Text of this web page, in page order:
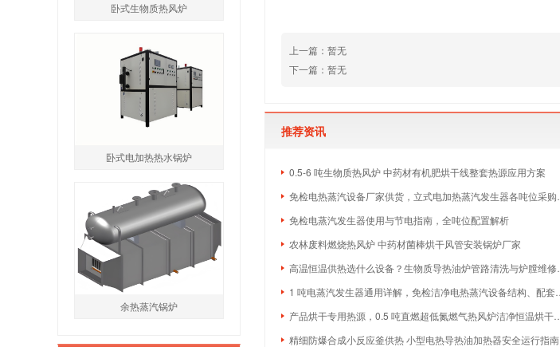
上一篇：暂无
下一篇：暂无
推荐资讯
0.5-6 吨生物质热风炉 中药材有机肥烘干线整套热源应用方案
免检电热蒸汽设备厂家供货，立式电加热蒸汽发生器各吨位采购成本分析
免检电蒸汽发生器使用与节电指南，全吨位配置解析
农林废料燃烧热风炉 中药材菌棒烘干风管安装锅炉厂家
高温恒温供热选什么设备？生物质导热油炉管路清洗与炉膛维修实体厂家
1 吨电蒸汽发生器通用详解，免检洁净电热蒸汽设备结构、配套与维保全指南
产品烘干专用热源，0.5 吨直燃超低氮燃气热风炉洁净恒温烘干方案
精细防爆合成小反应釜供热 小型电热导热油加热器安全运行指南
卧式生物质热风炉
卧式电加热热水锅炉
余热蒸汽锅炉